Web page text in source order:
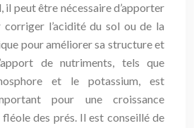
il peut être nécessaire d’apporter
corriger l’acidité du sol ou de la
pour améliorer sa structure et
de nutriments, tels que
et le potassium, est
pour une croissance
des prés. Il est conseillé de